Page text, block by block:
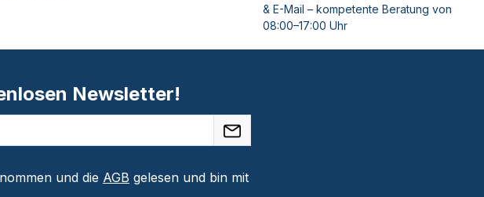
& E-Mail – kompetente Beratung von
08:00–17:00 Uhr
Newsletter!
und die AGB gelesen und bin mit